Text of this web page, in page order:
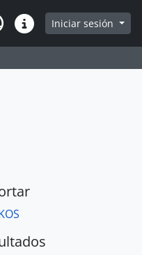
Enlaces rápidos
Iniciar sesión